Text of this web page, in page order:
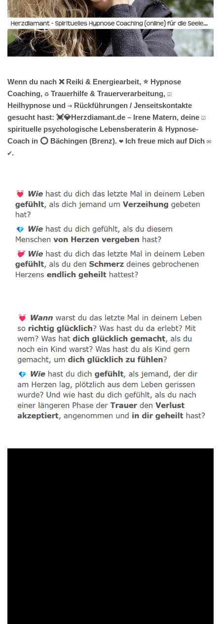
Wenn du nach ❌ Reiki & Energiearbeit, ⭐ Hypnose
Coaching, ♻ Trauerhilfe & Trauerverarbeitung, ☑️
Heilhypnose und ⇒ Rückführungen / Jenseitskontakte
gesucht hast: 💓️💎Herzdiamant.de – Irene Matern, deine ☑️
spirituelle psychologische Lebensberaterin & Hypnose-
Coach in ⭕ Bächingen (Brenz). ❤ Ich freue mich auf Dich ✉
✔.